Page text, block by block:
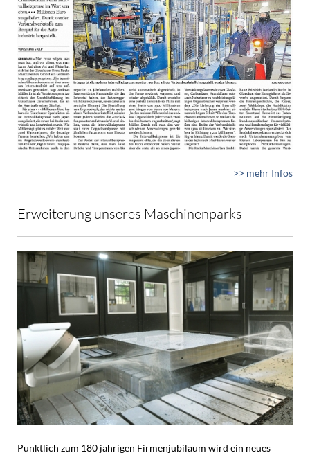
>> mehr Infos
Erweiterung unseres Maschinenparks
Pünktlich zum 180 jährigen Firmenjubiläum wird ein neues